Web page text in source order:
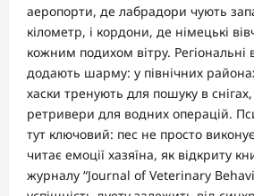
аеропорти, де лабрадори чують
кілометр, і кордони, де німецькі
кожним подихом вітру. Регіональні
додають шарму: у північних
хаски тренують для пошуку в
ретривери для водних операцій.
тут ключовий: пес не просто
читає емоції хазяїна, як відкриту
журналу “Journal of Veterinary